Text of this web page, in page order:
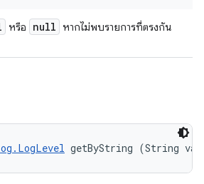
หรือ null หากไม่พบรายการที่ตรงกัน
getByString (String